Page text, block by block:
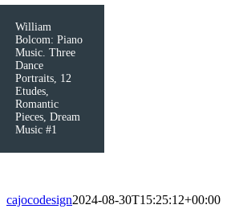
William
Bolcom: Piano
Music. Three
Dance
Portraits, 12
Etudes,
Romantic
Pieces, Dream
Music #1
cajocodesign2024-08-30T15:25:12+00:00